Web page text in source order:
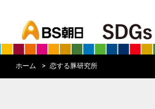
ホーム 恋する豚研究所